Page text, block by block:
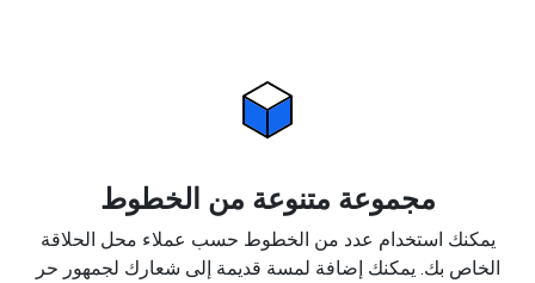
مجموعة متنوعة من الخطوط
يمكنك استخدام عدد من الخطوط حسب عملاء محل الحلاقة
الخاص بك. يمكنك إضافة لمسة قديمة إلى شعارك لجمهور حر